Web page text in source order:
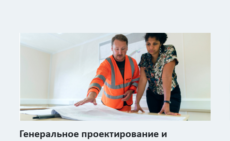
Генеральное проектирование и